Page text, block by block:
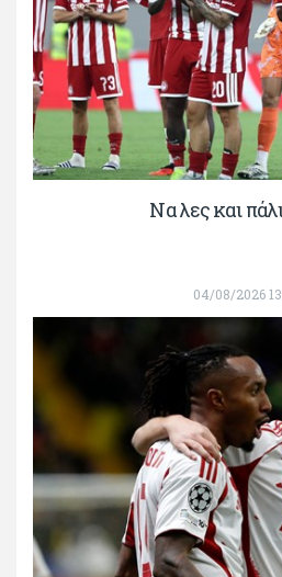
Να λες και
04/08/2026